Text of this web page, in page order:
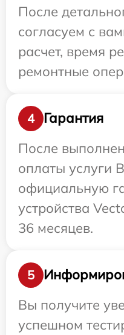
После
согласуем с
расчет, время
ремонтные
4
Гарантия
После
оплаты услуги
официальную
устройства
36 месяцев.
5
Вы получите
успешном